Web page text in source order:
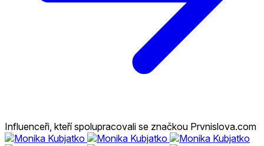
Influenceři, kteří spolupracovali se značkou Prvnislova.com